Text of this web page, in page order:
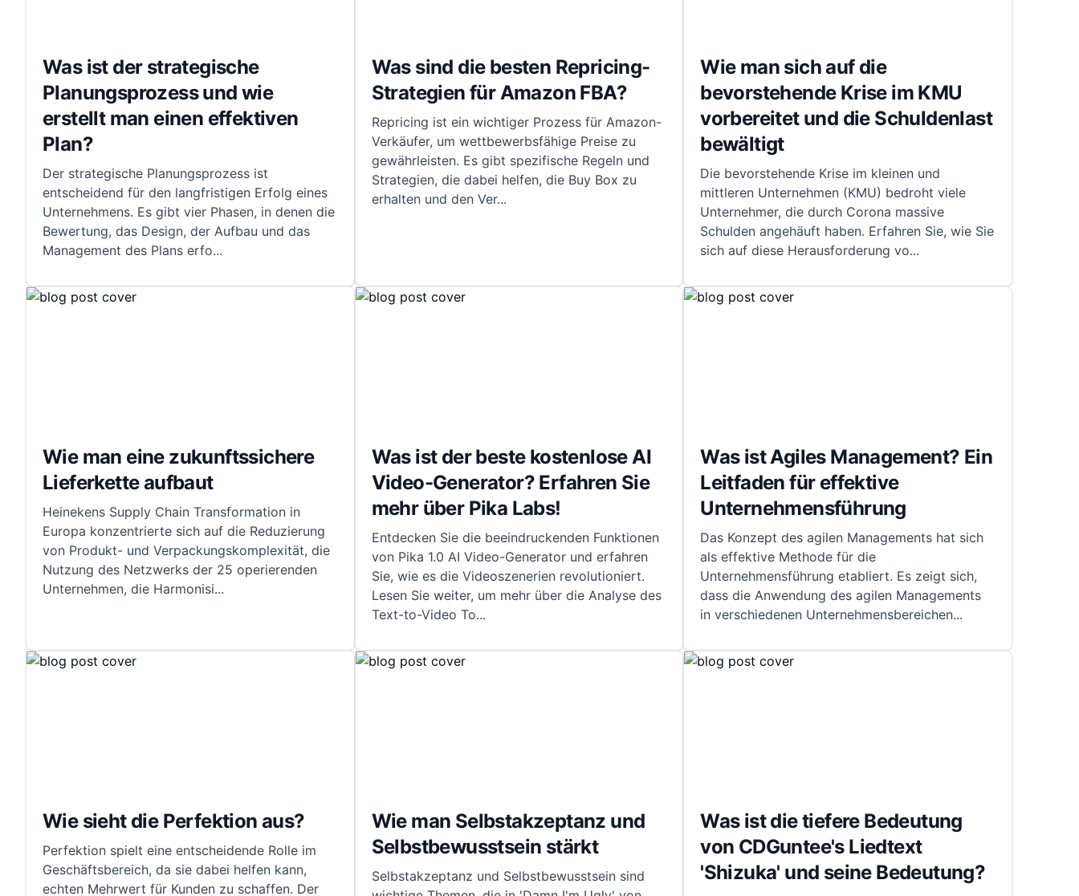
Was ist der strategische
Planungsprozess und wie
erstellt man einen effektiven
Plan?
Der strategische Planungsprozess ist
entscheidend für den langfristigen Erfolg eines
Unternehmens. Es gibt vier Phasen, in denen die
Bewertung, das Design, der Aufbau und das
Management des Plans erfo...
Was sind die besten Repricing-
Strategien für Amazon FBA?
Repricing ist ein wichtiger Prozess für Amazon-
Verkäufer, um wettbewerbsfähige Preise zu
gewährleisten. Es gibt spezifische Regeln und
Strategien, die dabei helfen, die Buy Box zu
erhalten und den Ver...
Wie man sich auf die
bevorstehende Krise im KMU
vorbereitet und die Schuldenlast
bewältigt
Die bevorstehende Krise im kleinen und
mittleren Unternehmen (KMU) bedroht viele
Unternehmer, die durch Corona massive
Schulden angehäuft haben. Erfahren Sie, wie Sie
sich auf diese Herausforderung vo...
Wie man eine zukunftssichere
Lieferkette aufbaut
Heinekens Supply Chain Transformation in
Europa konzentrierte sich auf die Reduzierung
von Produkt- und Verpackungskomplexität, die
Nutzung des Netzwerks der 25 operierenden
Unternehmen, die Harmonisi...
Was ist der beste kostenlose AI
Video-Generator? Erfahren Sie
mehr über Pika Labs!
Entdecken Sie die beeindruckenden Funktionen
von Pika 1.0 AI Video-Generator und erfahren
Sie, wie es die Videoszenerien revolutioniert.
Lesen Sie weiter, um mehr über die Analyse des
Text-to-Video To...
Was ist Agiles Management? Ein
Leitfaden für effektive
Unternehmensführung
Das Konzept des agilen Managements hat sich
als effektive Methode für die
Unternehmensführung etabliert. Es zeigt sich,
dass die Anwendung des agilen Managements
in verschiedenen Unternehmensbereichen...
Wie sieht die Perfektion aus?
Perfektion spielt eine entscheidende Rolle im
Geschäftsbereich, da sie dabei helfen kann,
echten Mehrwert für Kunden zu schaffen. Der
Wie man Selbstakzeptanz und
Selbstbewusstsein stärkt
Selbstakzeptanz und Selbstbewusstsein sind
Was ist die tiefere Bedeutung
von CDGuntee's Liedtext
'Shizuka' und seine Bedeutung?